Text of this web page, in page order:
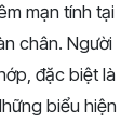
mạn tính tại
chân. Người
đặc biệt là
biểu hiện